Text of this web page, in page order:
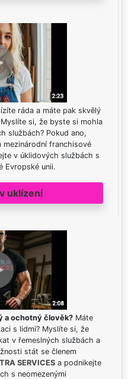
ráda a máte pak skvělý
si, že byste si mohla
službách? Pokud ano,
franchisové
v úklidových službách s
Evropské unii.
uklízení
a ochotný člověk? Máte
s lidmi? Myslíte si, že
v řemeslných službách a
stát se členem
SERVICES a podnikejte
s neomezenými